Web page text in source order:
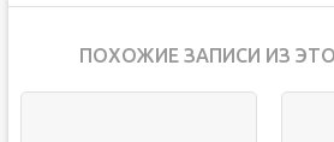
ПОХОЖИЕ ЗАПИСИ ИЗ